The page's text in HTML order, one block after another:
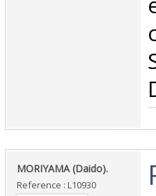
‎MORIYAMA (Daido).‎
Reference : L10930